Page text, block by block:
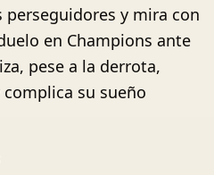
y mira con
en Champions ante
pese a la derrota,
su sueño